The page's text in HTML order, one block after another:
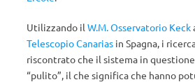
Utilizzando il W.M. Osservatorio Keck
Telescopio Canarias in Spagna, i
riscontrato che il sistema in
“pulito”, il che significa che hanno